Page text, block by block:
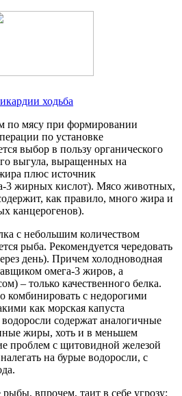
ходьба
мясу при формировании
по установке
выбор в пользу органического
выгула, выращенных на
плюс источник
3 жирных кислот). Мясо животных,
как правило, много жира и
канцерогенов).
с небольшим количеством
рыба. Рекомендуется чередовать
день). Причем холодноводная
омега-3 жиров, а
– только качественного белка.
с недорогими
как морская капуста
содержат аналогичные
жиры, хоть и в меньшем
проблем с щитовидной железой
на бурые водоросли, с
впрочем, таит в себе угрозу: